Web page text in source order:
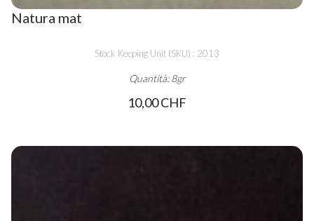
Natura mat
Stock Keeping Unit (SKU) : 2013
Quantità: 8gr
10,00 CHF